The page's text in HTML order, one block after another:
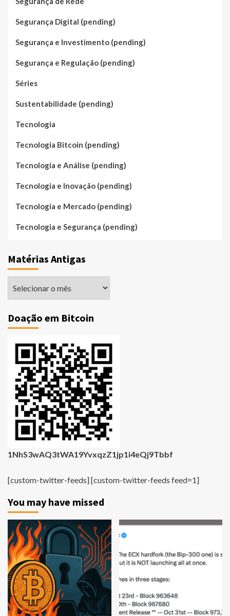
Segurança Digital (pending)
Segurança e Investimento (pending)
Segurança e Regulação (pending)
Séries
Sustentabilidade (pending)
Tecnologia
Tecnologia Bitcoin (pending)
Tecnologia e Análise (pending)
Tecnologia e Inovação (pending)
Tecnologia e Mercado (pending)
Tecnologia e Segurança (pending)
Matérias Antigas
Doação em Bitcoin
1NhS3wAQ3tWA19YvxqzZ1jp1i4eQj9Tbbf
[custom-twitter-feeds] [custom-twitter-feeds feed=1]
You may have missed